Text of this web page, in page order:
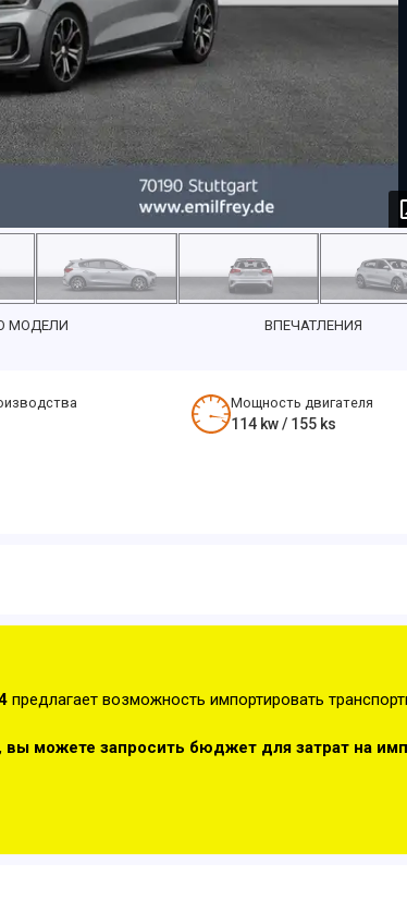
МОДЕЛИ ВПЕЧАТЛЕНИЯ
Мощность двигателя
114 kw / 155 ks
предлагает возможность импортировать
вы можете запросить бюджет для затрат на